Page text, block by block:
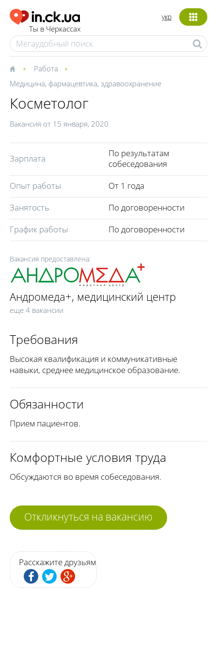
Ты в Черкассах
укр
Работа
Медицина, фармацевтика, здравоохранение
Косметолог
Вакансия от 15 января, 2020
Зарплата
По результатам
собеседования
Опыт работы
От 1 года
Занятость
По договоренности
График работы
По договоренности
Вакансия предоставлена:
Андромеда+, медицинский центр
еще 4 вакансии
Требования
Высокая квалификация и коммуникативные
навыки, среднее медицинское образование.
Обязанности
Прием пациентов.
Комфортные условия труда
Обсуждаются во время собеседования.
Откликнуться на вакансию
Расскажите друзьям